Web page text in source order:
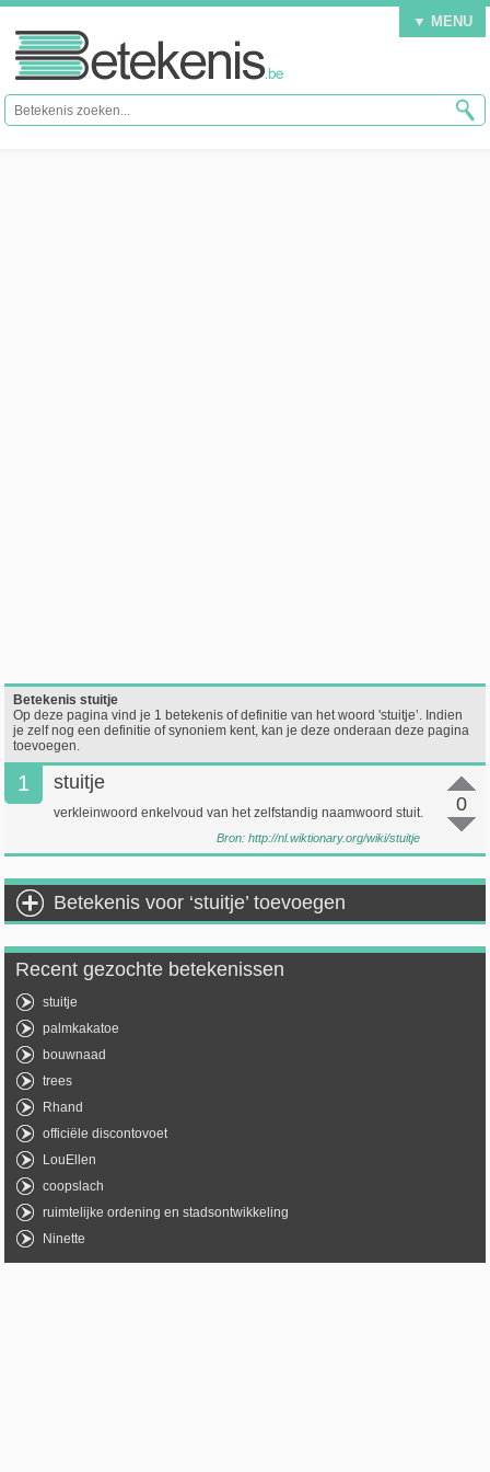
▼ MENU
Betekenis stuitje
Op deze pagina vind je 1 betekenis of definitie van het woord 'stuitje’. Indien
je zelf nog een definitie of synoniem kent, kan je deze onderaan deze pagina
toevoegen.
1
0
stuitje
verkleinwoord enkelvoud van het zelfstandig naamwoord stuit.
Bron: http://nl.wiktionary.org/wiki/stuitje
Betekenis voor ‘stuitje’ toevoegen
Recent gezochte betekenissen
stuitje
palmkakatoe
bouwnaad
trees
Rhand
officiële discontovoet
LouEllen
coopslach
ruimtelijke ordening en stadsontwikkeling
Ninette